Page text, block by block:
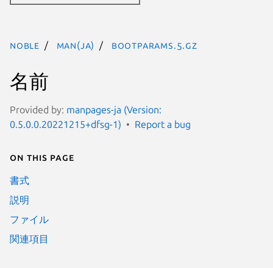
noble man(ja) bootparams.5.gz
名前
Provided by: manpages-ja (Version:
0.5.0.0.20221215+dfsg-1)
Report a bug
On this page
書式
説明
ファイル
関連項目